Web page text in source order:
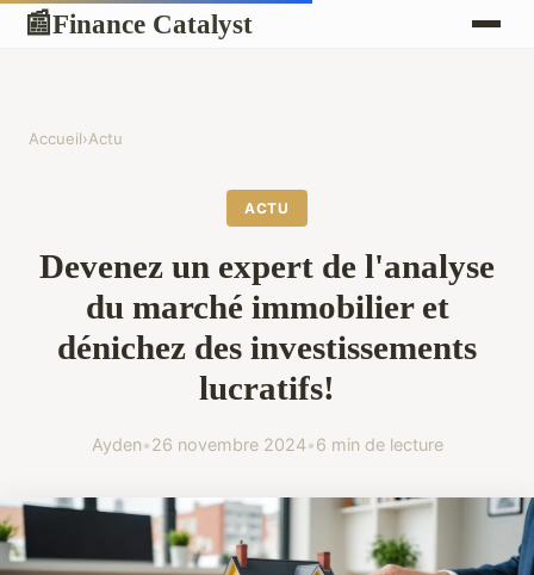
📰Finance Catalyst
Accueil›Actu
ACTU
Devenez un expert de l'analyse
du marché immobilier et
dénichez des investissements
lucratifs!
Ayden•26 novembre 2024•6 min de lecture